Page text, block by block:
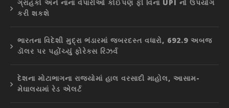
ગ્રાહકો અને નાના વેપારીઓ કોઈપણ ફી વિના UPI નો ઉપયોગ
કરી શકશે
ભારતના વિદેશી મુદ્રા ભંડારમાં જબરદસ્ત વધારો, 692.9 અબજ
ડૉલર પર પહોંચ્યું ફોરેક્સ રિઝર્વ
દેશના મોટાભાગના રાજ્યોમાં હાલ વરસાદી માહોલ, આસામ-
મેઘાલયમાં રેડ એલર્ટ